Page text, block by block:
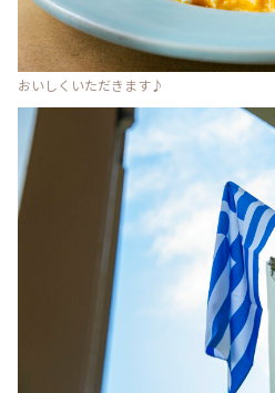
おいしくいただきます♪